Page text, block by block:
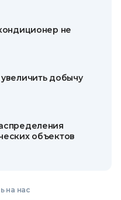
не
добычу
объектов
на нас